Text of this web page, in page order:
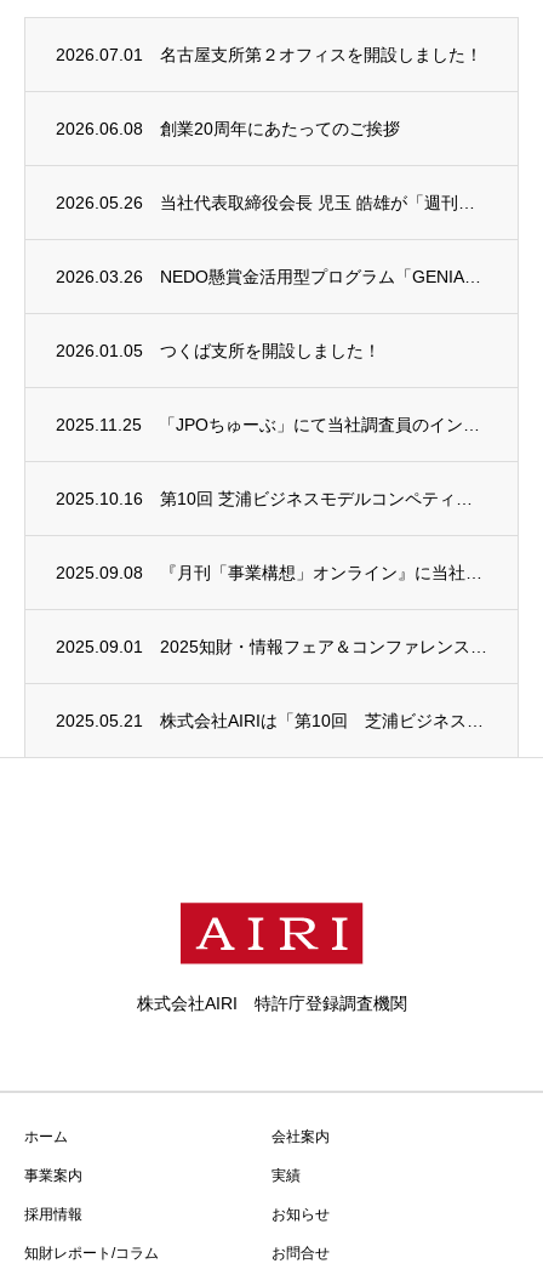
2026.07.01 名古屋支所第２オフィスを開設しました！
2026.06.08 創業20周年にあたってのご挨拶
2026.05.26 当社代表取締役会長 児玉 皓雄が「週刊エコノミスト」REC AWARDを受賞しました
2026.03.26 NEDO懸賞金活用型プログラム「GENIAC-PRIZE」において２つの特別賞を受賞い...
2026.01.05 つくば支所を開設しました！
2025.11.25 「JPOちゅーぶ」にて当社調査員のインタビュー動画が公開されました
2025.10.16 第10回 芝浦ビジネスモデルコンペティション（SBMC）に協賛いたしました
2025.09.08 『月刊「事業構想」オンライン』に当社代表取締役会長 児玉 皓雄のインタビュー記事が掲載...
2025.09.01 2025知財・情報フェア＆コンファレンスに出展します！（9/10～9/12）
2025.05.21 株式会社AIRIは「第10回 芝浦ビジネスモデルコンペティション（SBMC）」に協賛い...
株式会社AIRI 特許庁登録調査機関
ホーム 会社案内
事業案内 実績
採用情報 お知らせ
知財レポート/コラム お問合せ